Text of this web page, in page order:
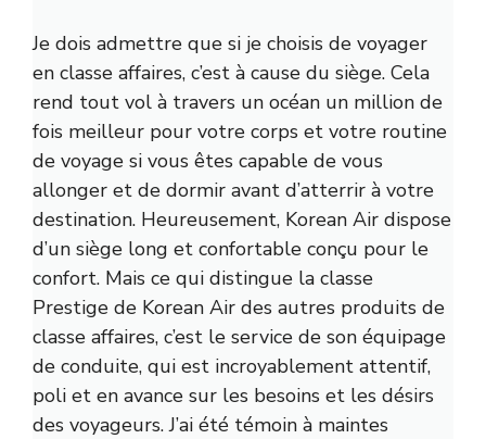
Je dois admettre que si je choisis de voyager
en classe affaires, c’est à cause du siège. Cela
rend tout vol à travers un océan un million de
fois meilleur pour votre corps et votre routine
de voyage si vous êtes capable de vous
allonger et de dormir avant d’atterrir à votre
destination. Heureusement, Korean Air dispose
d’un siège long et confortable conçu pour le
confort. Mais ce qui distingue la classe
Prestige de Korean Air des autres produits de
classe affaires, c’est le service de son équipage
de conduite, qui est incroyablement attentif,
poli et en avance sur les besoins et les désirs
des voyageurs. J’ai été témoin à maintes